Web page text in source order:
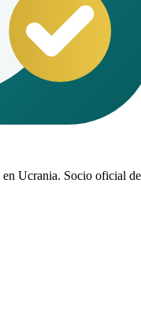
Ucrania. Socio oficial de